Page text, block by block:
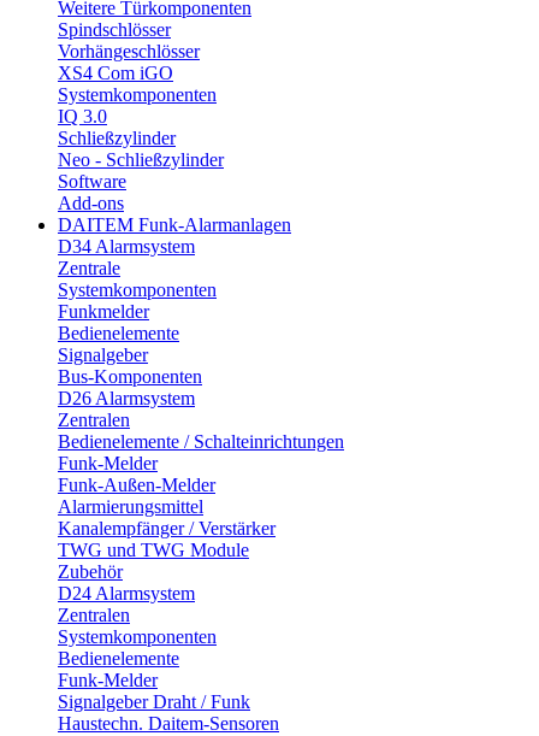
Weitere Türkomponenten
Spindschlösser
Vorhängeschlösser
XS4 Com iGO
Systemkomponenten
IQ 3.0
Schließzylinder
Neo - Schließzylinder
Software
Add-ons
DAITEM Funk-Alarmanlagen
D34 Alarmsystem
Zentrale
Systemkomponenten
Funkmelder
Bedienelemente
Signalgeber
Bus-Komponenten
D26 Alarmsystem
Zentralen
Bedienelemente / Schalteinrichtungen
Funk-Melder
Funk-Außen-Melder
Alarmierungsmittel
Kanalempfänger / Verstärker
TWG und TWG Module
Zubehör
D24 Alarmsystem
Zentralen
Systemkomponenten
Bedienelemente
Funk-Melder
Signalgeber Draht / Funk
Haustechn. Daitem-Sensoren